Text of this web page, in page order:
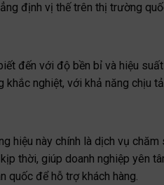
định vị thế trên thị trường
đến với độ bền bỉ và hiệu
nghiệt, với khả năng chịu
hiệu này chính là dịch vụ
thời, giúp doanh nghiệp yên
quốc để hỗ trợ khách hàng.